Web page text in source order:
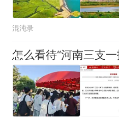
混沌录
怎么看待“河南三支一